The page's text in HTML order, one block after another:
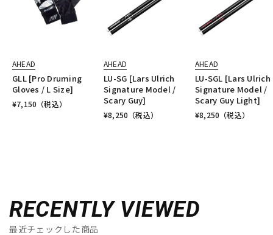
AHEAD
GLL [Pro Druming
Gloves / L Size]
¥7,150 （税込）
AHEAD
LU-SG [Lars Ulrich
Signature Model /
Scary Guy]
¥8,250 （税込）
AHEAD
LU-SGL [Lars Ulrich
Signature Model /
Scary Guy Light]
¥8,250 （税込）
RECENTLY VIEWED
最近チェックした商品